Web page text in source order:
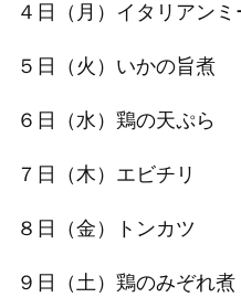
４日（月）イタリアン
５日（火）いかの旨煮
６日（水）鶏の天ぷら
７日（木）エビチリ
８日（金）トンカツ
９日（土）鶏のみぞれ煮